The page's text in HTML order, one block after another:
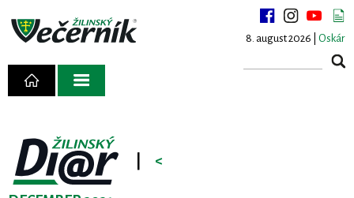
8. august 2026 | Oskár
<